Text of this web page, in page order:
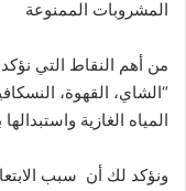
المشروبات الممنوعة
من أهم النقاط التي
“الشاي، القهوة،
المياه الغازية
ونؤكد لك أن سبب